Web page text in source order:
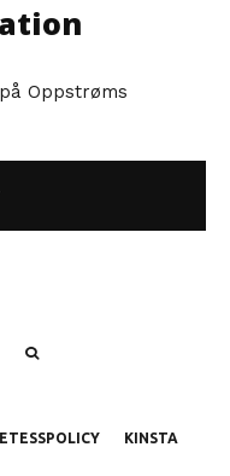
Oppstrøms
KINSTA